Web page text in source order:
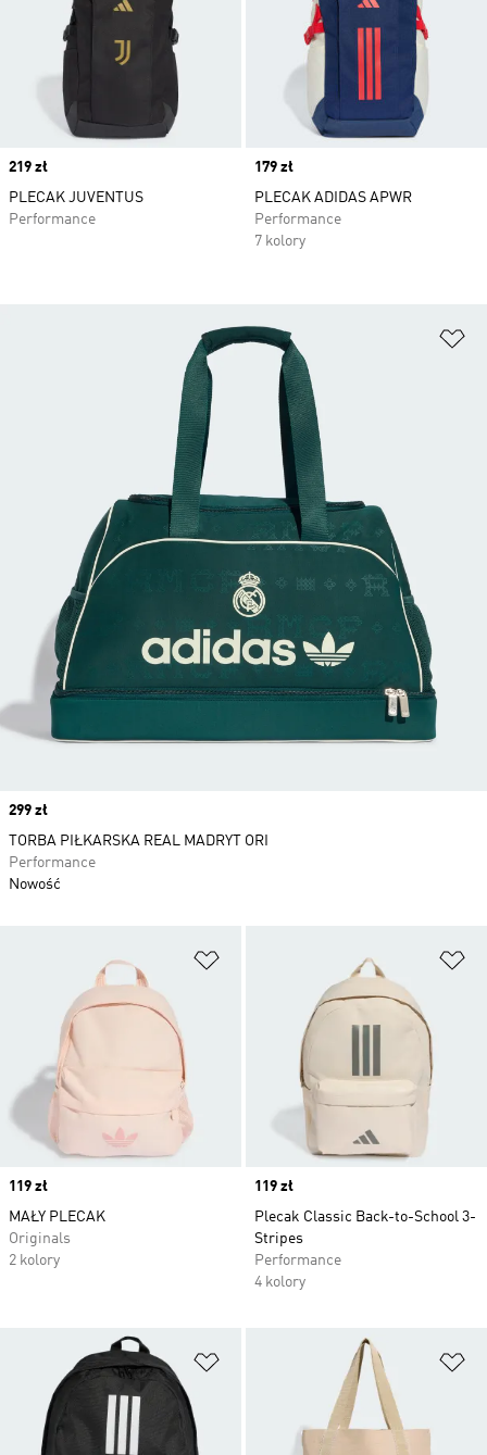
Price
219 zł
PLECAK JUVENTUS
Performance
Price
179 zł
PLECAK ADIDAS APWR
Performance
7 kolory
Dodaj do listy życzeń
Price
119 zł
MAŁY PLECAK
Originals
2 kolory
Price
119 zł
Plecak Classic Back-to-School 3-
Stripes
Performance
4 kolory
Dodaj do listy życzeń
Price
299 zł
TORBA PIŁKARSKA REAL MADRYT ORI
Performance
Nowość